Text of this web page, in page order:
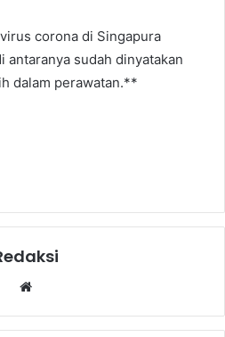
corona di Singapura
antaranya sudah dinyatakan
dalam perawatan.**